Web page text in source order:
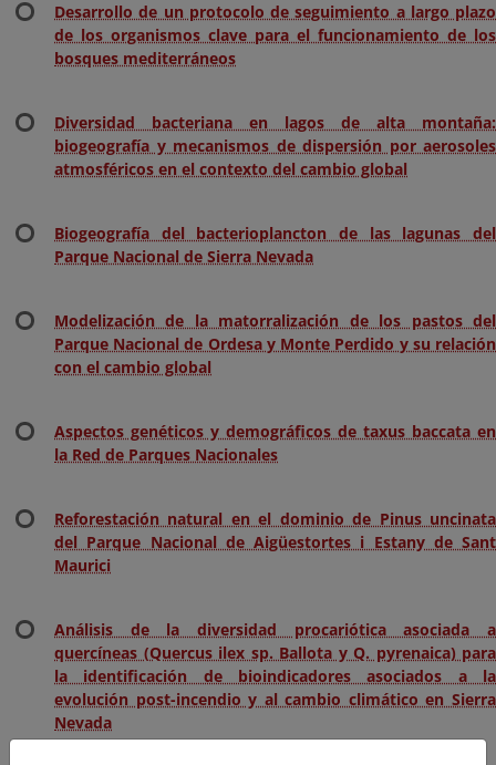
Desarrollo de un protocolo de seguimiento a largo plazo
de los organismos clave para el funcionamiento de los
bosques mediterráneos
Diversidad bacteriana en lagos de alta montaña:
biogeografía y mecanismos de dispersión por aerosoles
atmosféricos en el contexto del cambio global
Biogeografía del bacterioplancton de las lagunas del
Parque Nacional de Sierra Nevada
Modelización de la matorralización de los pastos del
Parque Nacional de Ordesa y Monte Perdido y su relación
con el cambio global
Aspectos genéticos y demográficos de taxus baccata en
la Red de Parques Nacionales
Reforestación natural en el dominio de Pinus uncinata
del Parque Nacional de Aigüestortes i Estany de Sant
Maurici
Análisis de la diversidad procariótica asociada a
quercíneas (Quercus ilex sp. Ballota y Q. pyrenaica) para
la identificación de bioindicadores asociados a la
evolución post-incendio y al cambio climático en Sierra
Nevada